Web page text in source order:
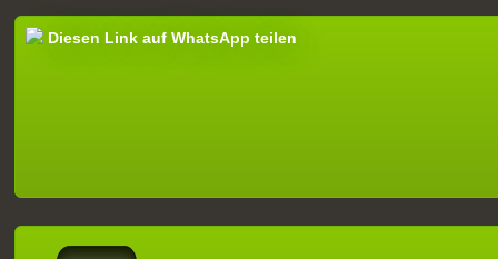
Diesen Link auf WhatsApp teilen